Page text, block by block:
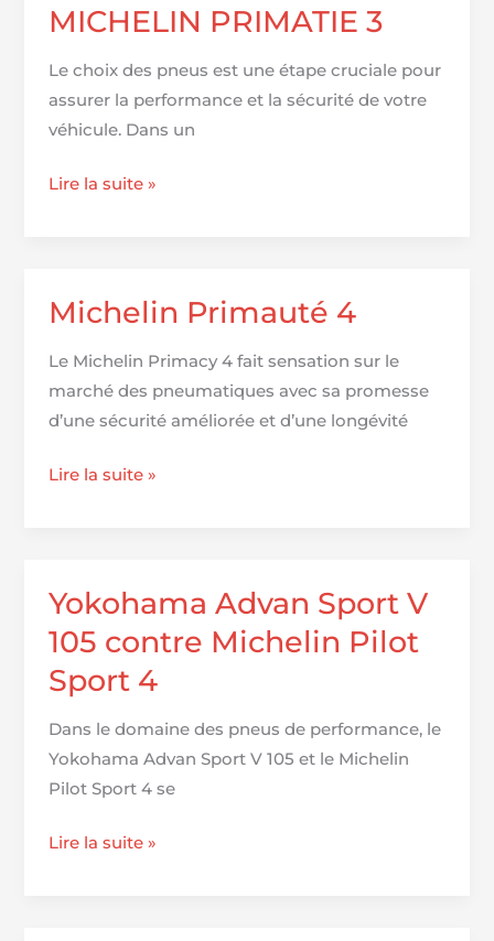
contre
Sport
4S
contre
4+!
et
!
MICHELIN PRIMATIE 3
Le choix des pneus est une étape cruciale pour
assurer la performance et la sécurité de votre
véhicule. Dans un
MICHELIN
Lire la suite »
Michelin Primauté 4
Le Michelin Primacy 4 fait sensation sur le
marché des pneumatiques avec sa promesse
d’une sécurité améliorée et d’une longévité
Michelin
Lire la suite »
Yokohama Advan Sport V
105 contre Michelin Pilot
Sport 4
Dans le domaine des pneus de performance, le
Yokohama Advan Sport V 105 et le Michelin
Pilot Sport 4 se
Yokohama
Lire la suite »